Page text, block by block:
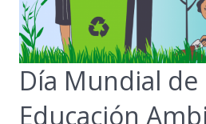
Día Mundial de
Educación